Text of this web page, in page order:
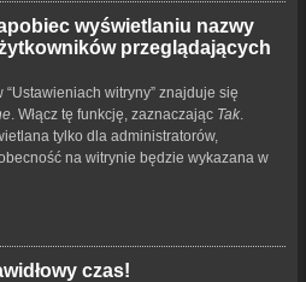
wyświetlaniu nazwy
przeglądających
witryny” znajduje się
. Włącz tę funkcję, zaznaczając Tak
tylko dla administratorów,
na witrynie będzie wykazana w
czas!